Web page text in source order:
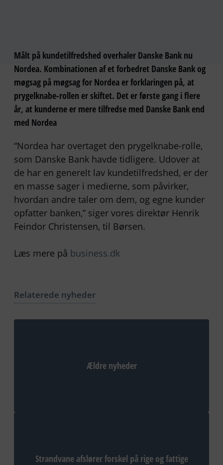
Målt på kundetilfredshed overhaler Danske Bank nu
Nordea. Kombinationen af et forbedret Danske Bank og
møgsag på møgsag for Nordea er forklaringen på, at
prygelknabe-rollen er skiftet. Det er første gang i flere
år, at kunderne er mere tilfredse med Danske Bank end
med Nordea
“Nordea har overtaget den prygelknabe-rolle,
som Danske Bank havde tidligere. Udover at
de har en generelt lav kundetilfredshed, er der
en masse sager i medierne, som påvirker,
hvordan andre taler om dem, og egne kunder
opfatter banken,” siger vores direktør Henrik
Feindor Christensen, til Børsen.
Læs mere på business.dk
Relaterede nyheder
Ældre nyheder
Strandvane afslører forskel på rige og fattige